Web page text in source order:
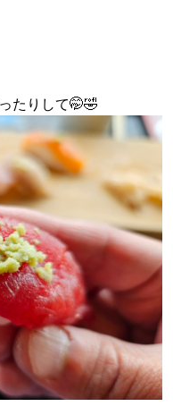
たりして🤭🤣